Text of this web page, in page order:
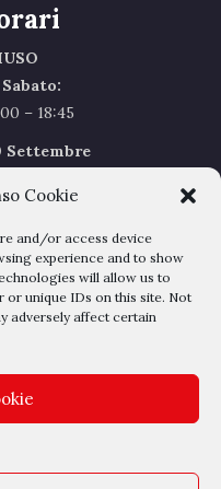
Cookie
and/or access device
experience and to show
will allow us to
or unique IDs on this site. Not
adversely affect certain
– 18:45
Settembre
Chiusi
al 24Agosto
Policy